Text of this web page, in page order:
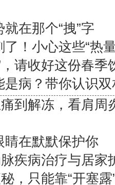
在那个“拽”字
！小心这些“热
请收好这份春季
病？带你认识
到解冻，看肩周
在默默保护你
疾病治疗与居家
，只能靠“开塞露